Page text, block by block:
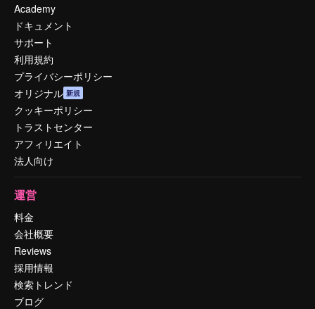
Academy
ドキュメント
サポート
利用規約
プライバシーポリシー
オリジナル 新規
クッキーポリシー
トラストセンター
アフィリエイト
法人向け
運営
料金
会社概要
Reviews
採用情報
検索トレンド
ブログ